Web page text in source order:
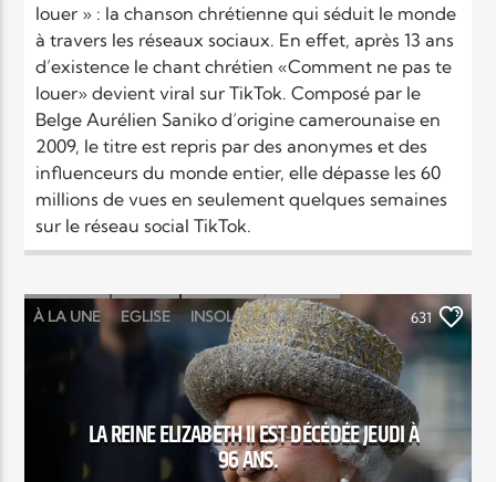
louer » : la chanson chrétienne qui séduit le monde
à travers les réseaux sociaux. En effet, après 13 ans
d’existence le chant chrétien «Comment ne pas te
louer» devient viral sur TikTok. Composé par le
Belge Aurélien Saniko d’origine camerounaise en
2009, le titre est repris par des anonymes et des
influenceurs du monde entier, elle dépasse les 60
millions de vues en seulement quelques semaines
sur le réseau social TikTok.
À LA UNE EGLISE INSOLITE MONDE
SOCIÉTÉ
631
LA REINE ELIZABETH II EST DÉCÉDÉE JEUDI À
96 ANS.